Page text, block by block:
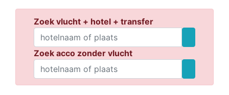
Zoek vlucht + hotel + transfer
Zoek acco zonder vlucht